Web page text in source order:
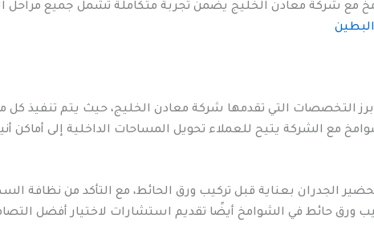
مع شركة معادن الخليج يضمن تجربة متكاملة تشمل جميع مراحل
التخصصات التي تقدمها شركة معادن الخليج، حيث يتم تنفيذ كل
مع الشركة يتيح للعملاء تحويل المساحات الداخلية إلى أماكن
الجدران بعناية قبل تركيب ورق الحائط، مع التأكد من نظافة
ورق حائط في الشوامخ أيضًا تقديم استشارات لاختيار أفضل